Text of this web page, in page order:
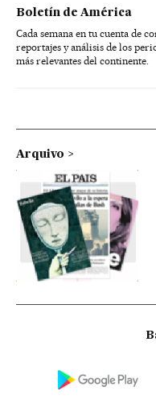
Boletín de América
Cada semana en tu cuenta de
reportajes y análisis de los
más relevantes del continente.
Arquivo